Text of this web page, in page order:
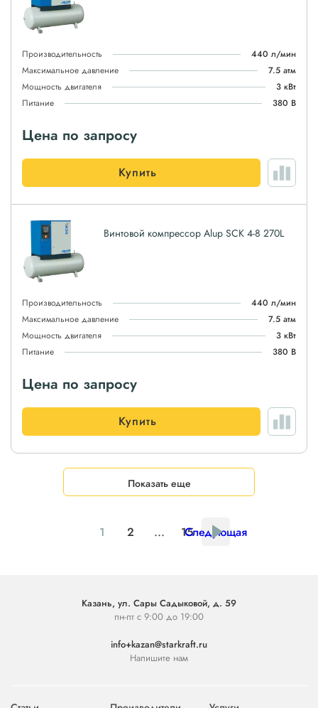
Производительность
440 л/мин
Максимальное давление
7.5 атм
Мощность двигателя
3 кВт
Питание
380 В
Цена по запросу
Купить
Винтовой компрессор Alup SCK 4-8 270L
Производительность
440 л/мин
Максимальное давление
7.5 атм
Мощность двигателя
3 кВт
Питание
380 В
Цена по запросу
Купить
Показать еще
1 2 ... 15
Следующая
Казань, ул. Сары Садыковой, д. 59
пн-пт с 9:00 до 19:00
info+kazan@starkraft.ru
Напишите нам